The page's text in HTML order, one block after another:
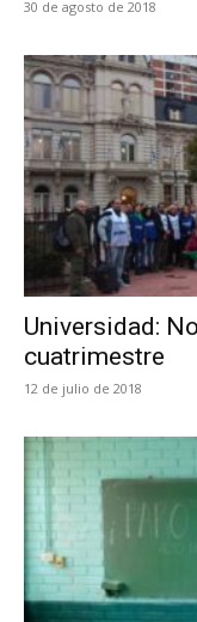
30 de agosto de 2018
Universidad:
cuatrimestre
12 de julio de 2018